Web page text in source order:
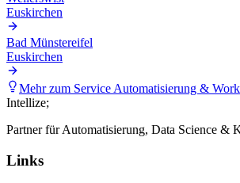
Euskirchen
Bad Münstereifel
Euskirchen
Mehr zum ServiceAutomatisierung &
Intellize;
Partner für Automatisierung, Data Science &
Links